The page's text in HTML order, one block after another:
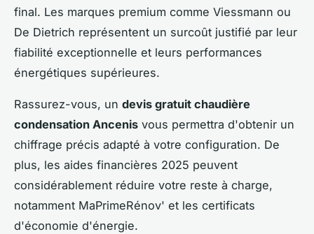
final. Les marques premium comme Viessmann ou
De Dietrich représentent un surcoût justifié par leur
fiabilité exceptionnelle et leurs performances
énergétiques supérieures.
Rassurez-vous, un devis gratuit chaudière
condensation Ancenis vous permettra d'obtenir un
chiffrage précis adapté à votre configuration. De
plus, les aides financières 2025 peuvent
considérablement réduire votre reste à charge,
notamment MaPrimeRénov' et les certificats
d'économie d'énergie.